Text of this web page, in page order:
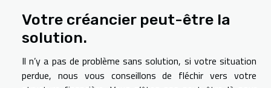
Votre créancier peut-être la
solution.
Il n’y a pas de problème sans solution, si votre situation
perdue, nous vous conseillons de fléchir vers votre